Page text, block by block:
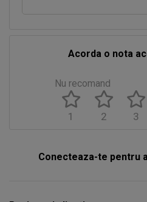
Acorda o nota
Nu recomand
3
2
1
Conecteaza-te pentru